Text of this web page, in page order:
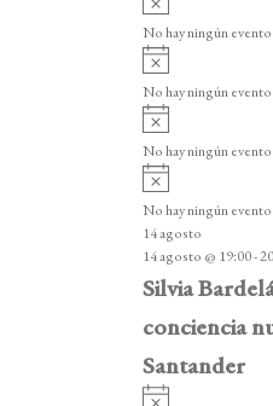
o
v
i
o
No hay ningún
v
i
o
No hay ningún
v
i
o
No hay ningún
v
i
s
o
No hay ningún
14 agosto
14 agosto @ 19:00-
Silvia
conciencia
Santander
A